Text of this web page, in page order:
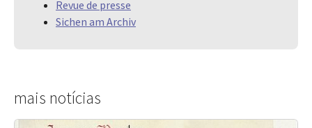
Revue de presse
Sichen am Archiv
mais notícias